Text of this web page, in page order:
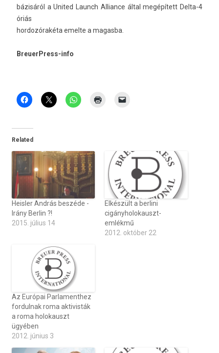
bázisáról a Uni­ted Launch Al­lian­ce által megépített Delta-4
óriás
hor­dozórakéta em­el­te a magas­ba.
BreuerPress-info
Related
Heisler András beszéde -
Irány Berlin ?!
2015. július 14
Elkészült a berlini
cigányholokauszt-
emlékmű
2012. október 22
Az Európai Parlamenthez
fordulnak roma aktivisták
a roma holokauszt
ügyében
2012. június 3